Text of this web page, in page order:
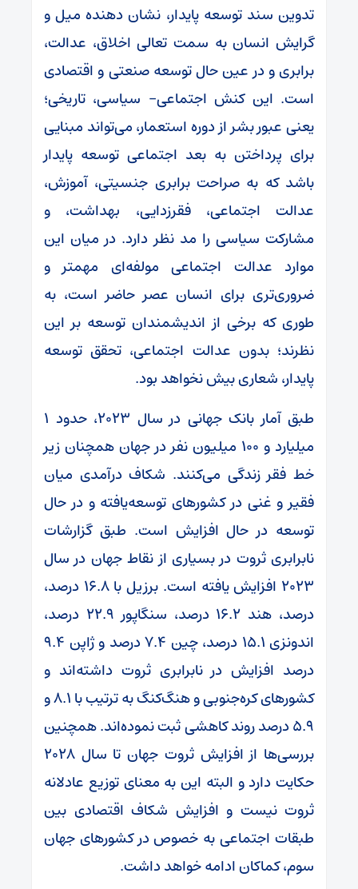
تدوین سند توسعه پایدار، نشان دهنده میل و
گرایش انسان به سمت تعالی اخلاق، عدالت،
برابری و در عین حال توسعه صنعتی و اقتصادی
است. این کنش اجتماعی- سیاسی، تاریخی؛
یعنی عبور بشر از دوره استعمار، می‌تواند مبنایی
برای پرداختن به بعد اجتماعی توسعه پایدار
باشد که به صراحت برابری جنسیتی، آموزش،
عدالت اجتماعی، فقرزدایی، بهداشت، و
مشارکت سیاسی را مد نظر دارد. در میان این
موارد عدالت اجتماعی مولفه‌ای مهمتر و
ضروری‌تری برای انسان عصر حاضر است، به
طوری که برخی از اندیشمندان توسعه بر این
نظرند؛ بدون عدالت اجتماعی، تحقق توسعه
پایدار، شعاری بیش نخواهد بود.
طبق آمار بانک جهانی در سال ۲۰۲۳، حدود ۱
میلیارد و ۱۰۰ میلیون نفر در جهان همچنان زیر
خط فقر زندگی می‌کنند. شکاف درآمدی میان
فقیر و غنی در کشور‌های توسعه‌یافته و در حال
توسعه در حال افزایش است. طبق گزارشات
نابرابری ثروت در بسیاری از نقاط جهان در سال
۲۰۲۳ افزایش یافته است. برزیل با ۱۶.۸ درصد،
درصد، هند ۱۶.۲ درصد، سنگاپور ۲۲.۹ درصد،
اندونزی ۱۵.۱ درصد، چین ۷.۴ درصد و ژاپن ۹.۴
درصد افزایش در نابرابری ثروت داشته‌اند و
کشور‌های کره‌جنوبی و هنگ‌کنگ به ترتیب با ۸.۱ و
۵.۹ درصد روند کاهشی ثبت نموده‌اند. همچنین
بررسی‌ها از افزایش ثروت جهان تا سال ۲۰۲۸
حکایت دارد و البته این به معنای توزیع عادلانه
ثروت نیست و افزایش شکاف اقتصادی بین
طبقات اجتماعی به خصوص در کشور‌های جهان
سوم، کماکان ادامه خواهد داشت.